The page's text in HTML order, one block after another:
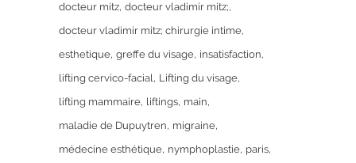
docteur mitz docteur vladimir mitz;
docteur vladimir mitz; chirurgie intime
esthetique greffe du visage insatisfaction
lifting cervico-facial Lifting du visage
lifting mammaire liftings main
maladie de Dupuytren migraine
médecine esthétique nymphoplastie paris